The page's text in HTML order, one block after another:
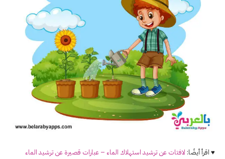
♥ اقرأ أيضًا: لافتات عن ترشيد استهلاك الماء – عبارات قصيرة عن ترشيد الماء